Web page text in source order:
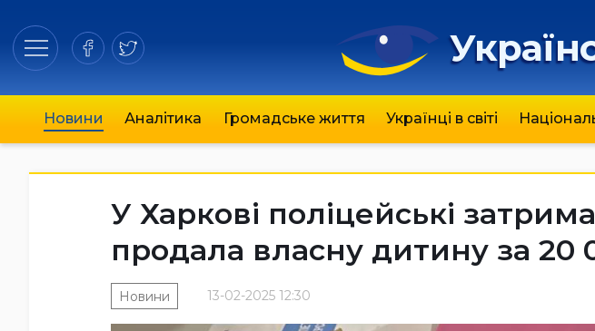
Новини Аналітика Громадське життя Українці в світі
У Харкові поліцейські
продала власну дитину за 20
13-02-2025 12:30
Новини